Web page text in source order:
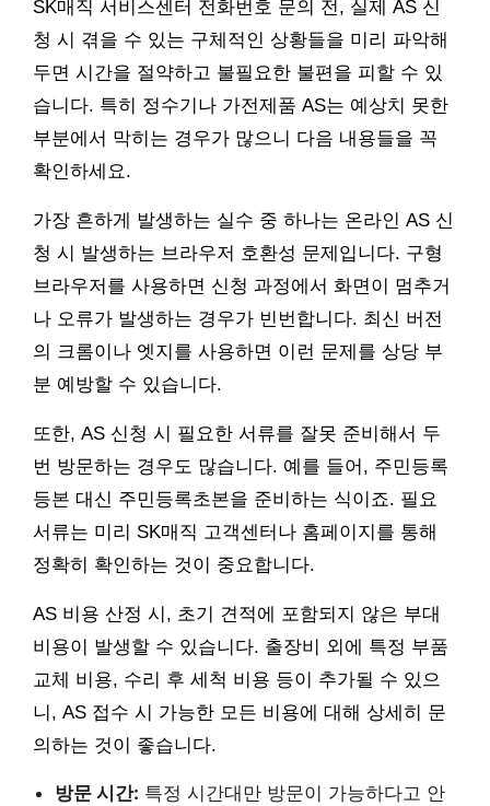
SK매직 서비스센터 전화번호 문의 전, 실제 AS 신
청 시 겪을 수 있는 구체적인 상황들을 미리 파악해
두면 시간을 절약하고 불필요한 불편을 피할 수 있
습니다. 특히 정수기나 가전제품 AS는 예상치 못한
부분에서 막히는 경우가 많으니 다음 내용들을 꼭
확인하세요.
가장 흔하게 발생하는 실수 중 하나는 온라인 AS 신
청 시 발생하는 브라우저 호환성 문제입니다. 구형
브라우저를 사용하면 신청 과정에서 화면이 멈추거
나 오류가 발생하는 경우가 빈번합니다. 최신 버전
의 크롬이나 엣지를 사용하면 이런 문제를 상당 부
분 예방할 수 있습니다.
또한, AS 신청 시 필요한 서류를 잘못 준비해서 두
번 방문하는 경우도 많습니다. 예를 들어, 주민등록
등본 대신 주민등록초본을 준비하는 식이죠. 필요
서류는 미리 SK매직 고객센터나 홈페이지를 통해
정확히 확인하는 것이 중요합니다.
AS 비용 산정 시, 초기 견적에 포함되지 않은 부대
비용이 발생할 수 있습니다. 출장비 외에 특정 부품
교체 비용, 수리 후 세척 비용 등이 추가될 수 있으
니, AS 접수 시 가능한 모든 비용에 대해 상세히 문
의하는 것이 좋습니다.
방문 시간: 특정 시간대만 방문이 가능하다고 안